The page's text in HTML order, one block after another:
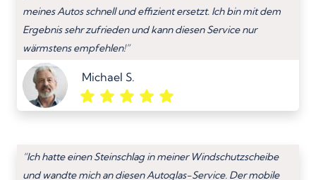
meines Autos schnell und effizient ersetzt. Ich bin mit dem
Ergebnis sehr zufrieden und kann diesen Service nur
wärmstens empfehlen!”
Michael S.
“Ich hatte einen Steinschlag in meiner Windschutzscheibe
und wandte mich an diesen Autoglas-Service. Der mobile